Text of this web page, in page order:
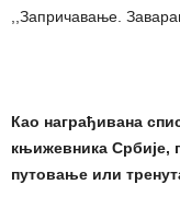
,,Запричавање.
Као награђивана
књижевника Србије,
путовање или